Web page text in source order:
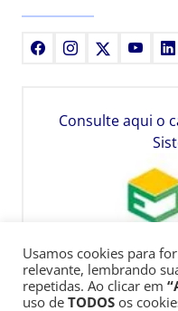
FacebookInstagram
Consulte aqui o
Usamos cookies para
relevante, lembrando
repetidas. Ao clicar em
uso de TODOS os